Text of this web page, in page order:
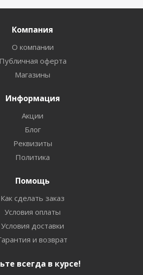
Компания
О компании
Публичная оферта
Магазины
Информация
Акции
Блог
Реквизиты
Политика
Помощь
Как сделать заказ
Условия оплаты
Условия доставки
и возврат
всегда в курсе!